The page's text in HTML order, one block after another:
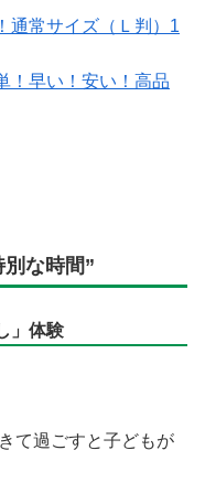
通常サイズ（Ｌ判）1
！早い！安い！高品
な時間”
」体験
て過ごすと子どもが